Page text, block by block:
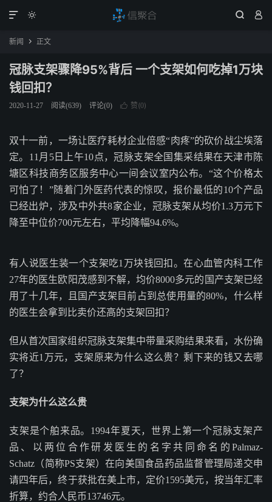
  

新闻  正文
冠脉支架骤降95%背后 一个支架如何吃掉1万块
钱回扣？
2020-11-27 阅读(639) 评论(0)  赞(0)
双十一前，一场让医疗耗材企业倍感“肉疼”的砍价战尘埃落
定。11月5日上午10点，冠脉支架全国集采结果在天津市陈
塘区科技商务区服务中心一间会议室内公布。“这个价格太
可怕了！”随着门外医药代表的惊叹，报价最低的10个产品
已经出炉，涉及中外共8家企业，冠脉支架从均价1.3万元下
降至中位价700元左右，平均降幅94.6%。
有人说医生装一个支架吃1万块钱回扣。在心血管内科工作
27年的医生欧阳茂感到不解，均价8000多元的国产支架已经
用了十几年，且国产支架目前占到总使用量的80%，什么样
的医生会拿到比卖价还高的支架回扣？
但从首次国家组织冠脉支架集中带量采购结果来看，水份确
实将近1万元，支架原来为什么这么贵？剩下来的钱又去哪
了？
支架为什么这么贵
支架是个舶来品。1994年夏天，世界上第一个冠脉支架产
品、以两位合作研发医生的名字共同命名的Palmaz-
Schatz（简称PS支架）在向美国食品药品监督管理局递交申
请四年后，终于获批在美上市，定价1595美元，按当年汇率
折算，约合人民币13746元。